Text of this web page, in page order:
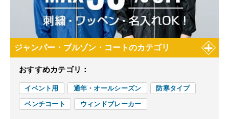
ジャンパー・ブルゾン・コートのカテゴリ
おすすめカテゴリ：
イベント用 通年・オールシーズン 防寒タイプ
ベンチコート ウィンドブレーカー